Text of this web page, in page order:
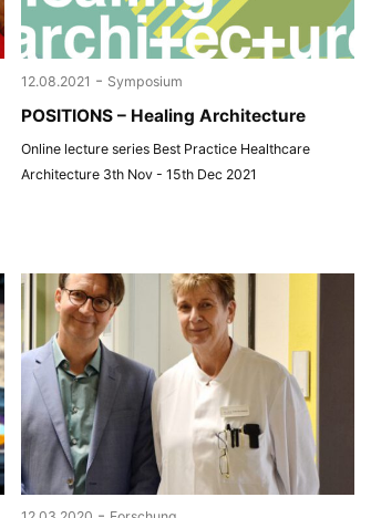
12.08.2021 - Symposium
POSITIONS – Healing Architecture
Online lecture series Best Practice Healthcare
Architecture 3th Nov - 15th Dec 2021